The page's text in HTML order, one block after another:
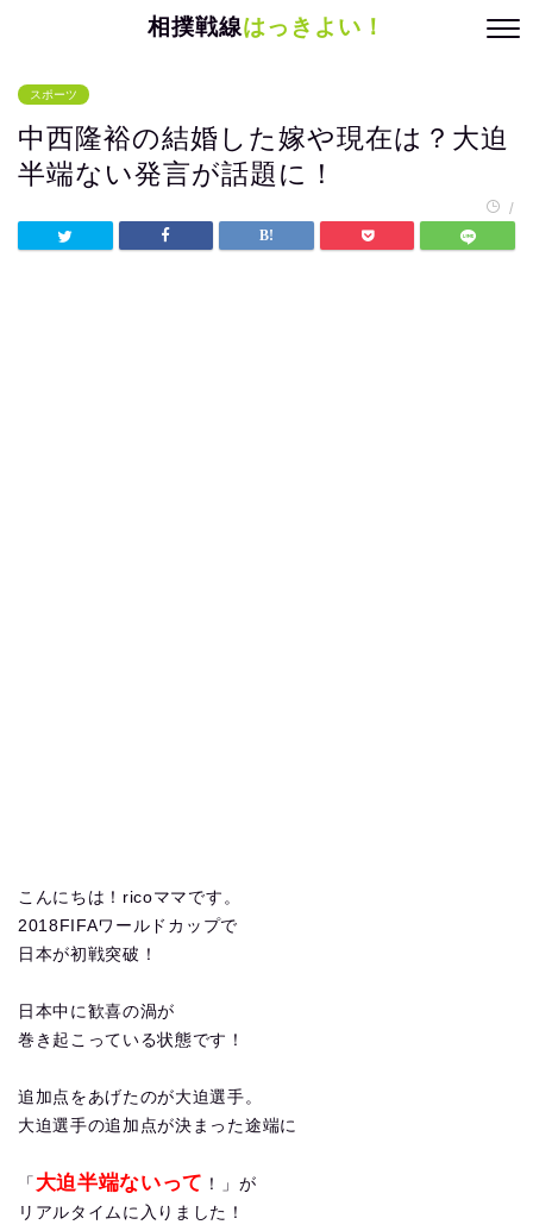
相撲戦線はっきよい！
スポーツ
中西隆裕の結婚した嫁や現在は？大迫
半端ない発言が話題に！
/
こんにちは！ricoママです。
2018FIFAワールドカップで
日本が初戦突破！
日本中に歓喜の渦が
巻き起こっている状態です！
追加点をあげたのが大迫選手。
大迫選手の追加点が決まった途端に
「 大迫半端ないって ！」が
リアルタイムに入りました！